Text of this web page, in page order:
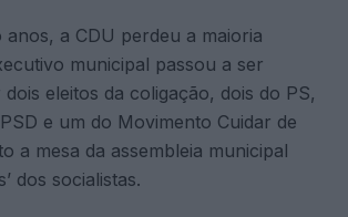
anos, a CDU perdeu a maioria
municipal passou a ser
eleitos da coligação, dois do PS,
e um do Movimento Cuidar de
a mesa da assembleia municipal
dos socialistas.